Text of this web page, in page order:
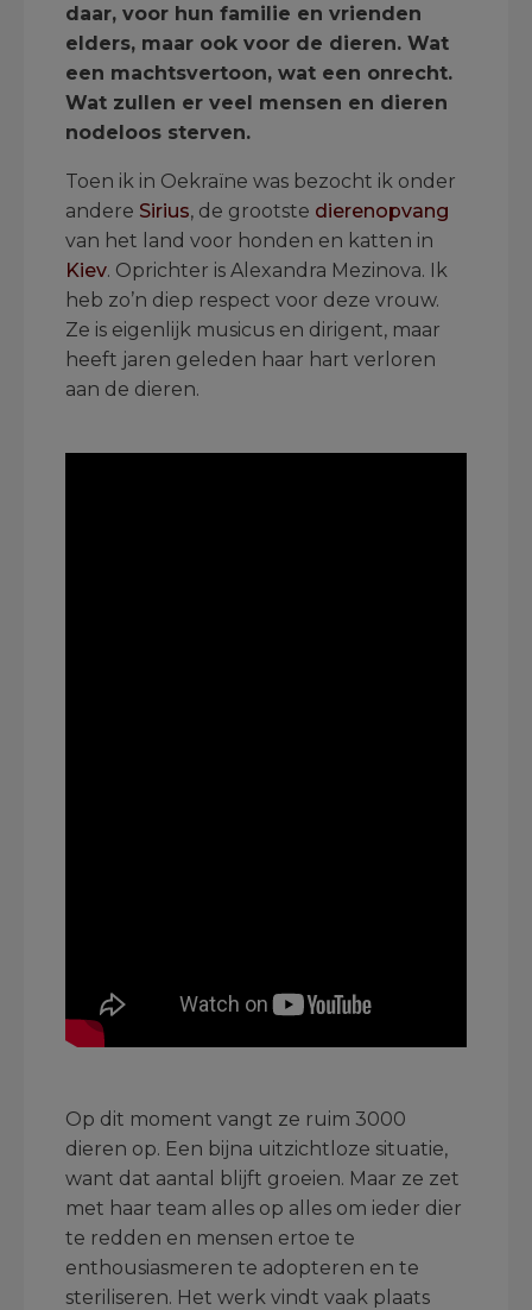
daar, voor hun familie en vrienden
elders, maar ook voor de dieren. Wat
een machtsvertoon, wat een onrecht.
Wat zullen er veel mensen en dieren
nodeloos sterven.
Toen ik in Oekraïne was bezocht ik onder
andere Sirius, de grootste dierenopvang
van het land voor honden en katten in
Kiev. Oprichter is Alexandra Mezinova. Ik
heb zo’n diep respect voor deze vrouw.
Ze is eigenlijk musicus en dirigent, maar
heeft jaren geleden haar hart verloren
aan de dieren.
Op dit moment vangt ze ruim 3000
dieren op. Een bijna uitzichtloze situatie,
want dat aantal blijft groeien. Maar ze zet
met haar team alles op alles om ieder dier
te redden en mensen ertoe te
enthousiasmeren te adopteren en te
steriliseren. Het werk vindt vaak plaats